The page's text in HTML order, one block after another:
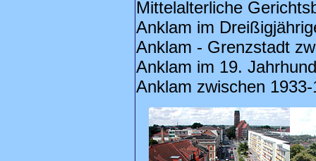
Mittelalterliche
Anklam im
Anklam - Grenzstadt
Anklam im 19.
Anklam zwischen 1933-